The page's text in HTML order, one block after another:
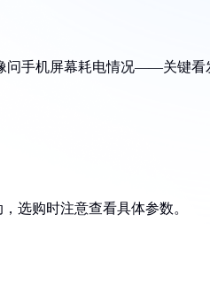
问手机屏幕耗电情况——关键看
选购时注意查看具体参数。